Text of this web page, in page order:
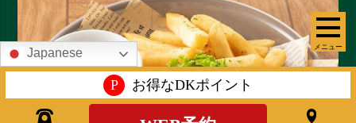
メニュー
Japanese
P お得なDKポイント